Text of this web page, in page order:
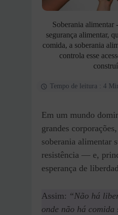
Soberania alimentar
segurança alimentar,
comida, a soberania
controla esse
Tempo de leitura : 4
Em um mundo
grandes
soberania alimentar
resistência — e,
esperança de
Assim: “Não há
onde não há comida